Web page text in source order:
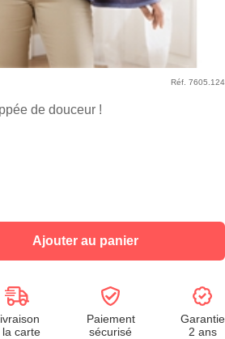
de douceur !
Réf. 7605.124
Ajouter au panier
la carte
Paiement
sécurisé
Garantie
2 ans